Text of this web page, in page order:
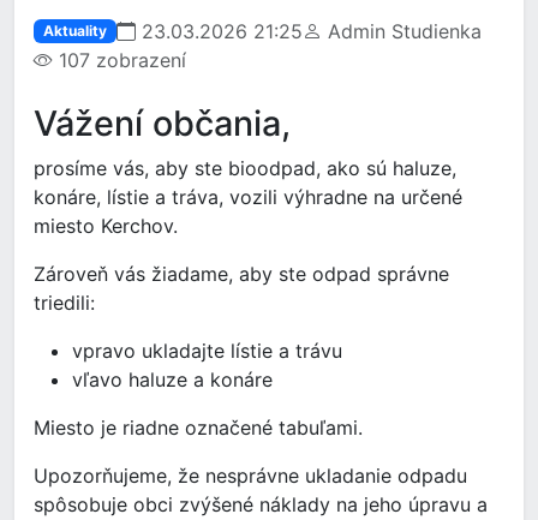
Aktuality 23.03.2026 21:25
Admin Studienka
107 zobrazení
Vážení občania,
prosíme vás, aby ste bioodpad, ako sú haluze,
konáre, lístie a tráva, vozili výhradne na určené
miesto Kerchov.
Zároveň vás žiadame, aby ste odpad správne
triedili:
vpravo ukladajte lístie a trávu
vľavo haluze a konáre
Miesto je riadne označené tabuľami.
Upozorňujeme, že nesprávne ukladanie odpadu
spôsobuje obci zvýšené náklady na jeho úpravu a